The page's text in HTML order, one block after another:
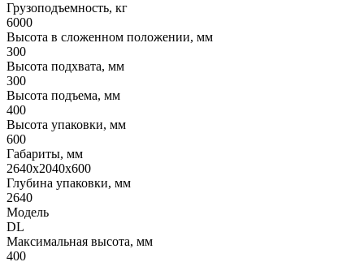
Грузоподъемность, кг
6000
Высота в сложенном положении, мм
300
Высота подхвата, мм
300
Высота подъема, мм
400
Высота упаковки, мм
600
Габариты, мм
2640х2040х600
Глубина упаковки, мм
2640
Модель
DL
Максимальная высота, мм
400